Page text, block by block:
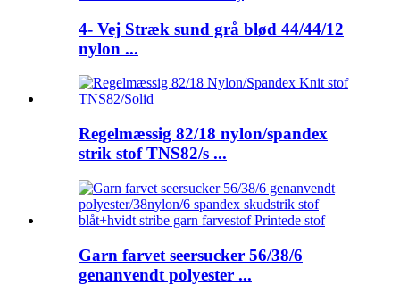
4- Vej Stræk sund grå blød 44/44/12
nylon ...
Regelmæssig 82/18 nylon/spandex
strik stof TNS82/s ...
Garn farvet seersucker 56/38/6
genanvendt polyester ...